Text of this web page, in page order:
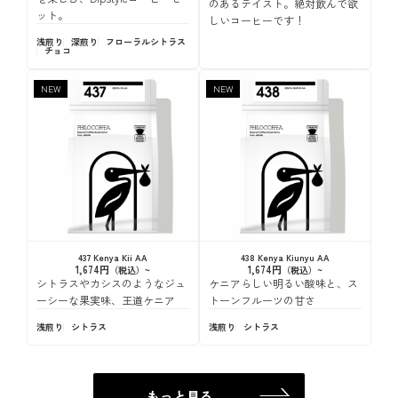
ット。
浅煎り 深煎り フローラルシトラス
チョコ
のあるテイスト。絶対飲んで欲
しいコーヒーです！
NEW
437 Kenya Kii AA
1,674円
シトラスやカシスのようなジュ
ーシーな果実味、王道ケニア
浅煎り シトラス
NEW
438 Kenya Kiunyu AA
1,674円
ケニアらしい明るい酸味と、ス
トーンフルーツの甘さ
浅煎り シトラス